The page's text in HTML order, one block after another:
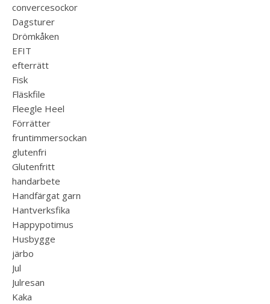
convercesockor
Dagsturer
Drömkåken
EFIT
efterrätt
Fisk
Fläskfile
Fleegle Heel
Förrätter
fruntimmersockan
glutenfri
Glutenfritt
handarbete
Handfärgat garn
Hantverksfika
Happypotimus
Husbygge
järbo
Jul
Julresan
Kaka